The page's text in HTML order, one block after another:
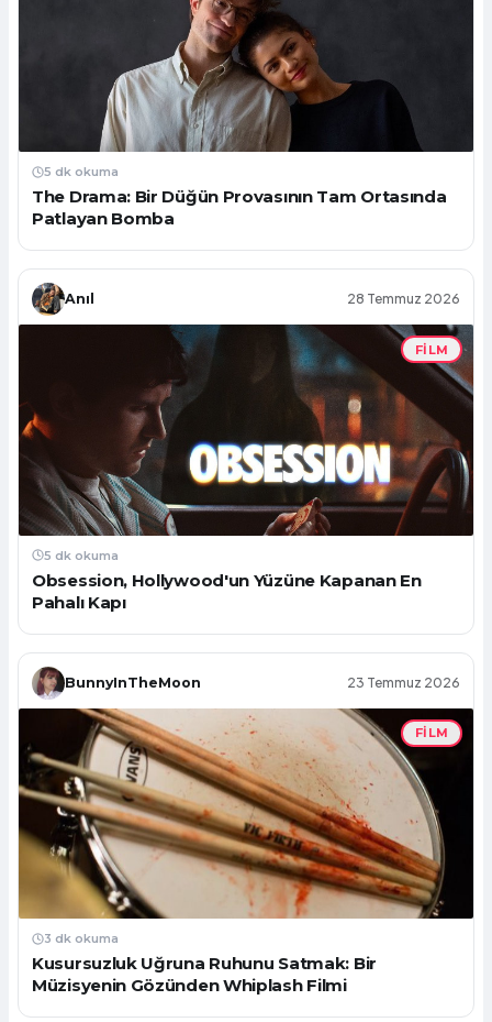
5 dk okuma
The Drama: Bir Düğün Provasının Tam Ortasında
Patlayan Bomba
Anıl 28 Temmuz 2026
FILM
5 dk okuma
Obsession, Hollywood'un Yüzüne Kapanan En
Pahalı Kapı
BunnyInTheMoon 23 Temmuz 2026
FILM
3 dk okuma
Kusursuzluk Uğruna Ruhunu Satmak: Bir
Müzisyenin Gözünden Whiplash Filmi